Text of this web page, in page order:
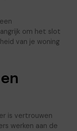
om het slot
van je woning
is vertrouwen
werken aan de